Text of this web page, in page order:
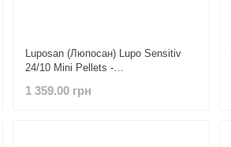
Luposan (Люпосан) Lupo Sensitiv
24/10 Mini Pellets -
мясом курицы для активных собак
1 359.00 грн